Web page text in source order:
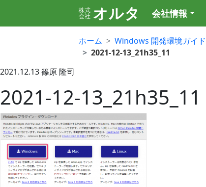
株式
会社 オルタ 会社情報
ホーム Windows 開発環境ガイド
2021-12-13_21h35_11
2021.12.13篠原 隆司
2021-12-13_21h35_11